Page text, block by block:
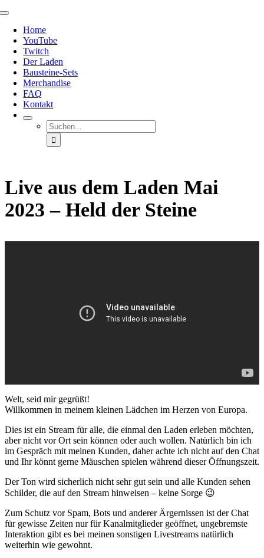
Zum
springen
Toggle
NavigationHome
YouTube
Twitch
Der Laden
Bausteine-Sets
Merchandise
FAQ
Kontakt
Suche
nach:
Live aus dem Laden Mai
2023 – Held der Steine
Welt, seid mir gegrüßt!
Willkommen in meinem kleinen Lädchen im Herzen von Europa.
Dies ist ein Stream für alle, die einmal den Laden erleben möchten,
aber nicht vor Ort sein können oder auch wollen. Natürlich bin ich
im Gespräch mit meinen Kunden, daher achte ich nicht auf den Chat
und Ihr könnt gerne Mäuschen spielen während dieser Öffnungszeit.
Der Ton wird sicherlich nicht sehr gut sein und alle Kunden sehen
Schilder, die auf den Stream hinweisen – keine Sorge 😉
Zum Schutz vor Spam, Bots und anderer Ärgernissen ist der Chat
für gewisse Zeiten nur für Kanalmitglieder geöffnet, ungebremste
Interaktion gibt es bei meinen sonstigen Livestreams natürlich
weiterhin wie gewohnt.